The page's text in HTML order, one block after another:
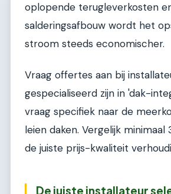
oplopende terugleverkosten
salderingsafbouw wordt het
stroom steeds economischer.
Vraag offertes aan bij
gespecialiseerd zijn in 'dak-
vraag specifiek naar de
leien daken. Vergelijk
de juiste prijs-kwaliteit
De juiste installateur